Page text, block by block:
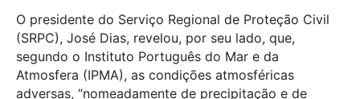
O presidente do Serviço Regional de Proteção Civil
(SRPC), José Dias, revelou, por seu lado, que,
segundo o Instituto Português do Mar e da
Atmosfera (IPMA), as condições atmosféricas
adversas, “nomeadamente de precipitação e de